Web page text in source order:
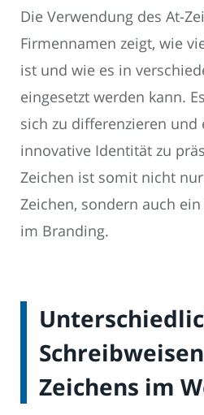
Die Verwendung des At-
Firmennamen zeigt, wie
ist und wie es in
eingesetzt werden kann.
sich zu differenzieren und
innovative Identität zu
Zeichen ist somit nicht
Zeichen, sondern auch
im Branding.
Zeichens im